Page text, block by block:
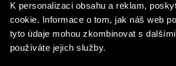
K personalizaci obsahu a reklam,
cookie. Informace o tom, jak náš web
tyto údaje mohou zkombinovat s
používáte jejich služby.